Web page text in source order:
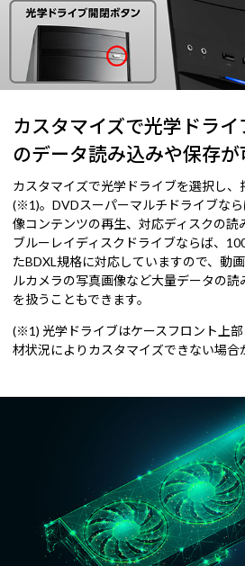
カスタマイズで光学ドラ
のデータ読み込みや保存が
カスタマイズで光学ドライブを選択し、
(※1)。DVDスーパーマルチドライブな
像コンテンツの再生、対応ディスクの読
ブルーレイディスクドライブならば、
たBDXL規格に対応していますので、動
ルカメラの写真画像など大量データの
を扱うこともできます。
(※1) 光学ドライブはケースフロント上
材状況によりカスタマイズできない場合